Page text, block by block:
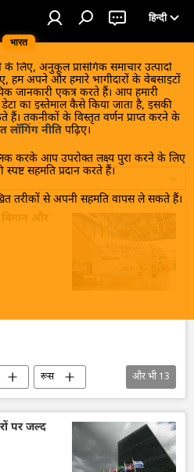
भारत
हिन्दी
के लिए, अनुकूल प्रासंगिक समाचार उत्पादों
हम अपने और हमारे भागीदारों के वेबसाइटों
जानकारी एकत्र करते हैं। आप हमारी
का इस्तेमाल कैसे किया जाता है, इसकी
हैं। तकनीकों के विस्तृत वर्णन प्राप्त करने के
लॉगिंग नीति पढ़िए।
करके आप उपरोक्त लक्ष्य पुरा करने के लिए
सहमति प्रदान करते हैं।
तरीकों से अपनी सहमति वापस ले सकते हैं।
रूस
भारत
दिल्ली
और भी13
पर जल्द